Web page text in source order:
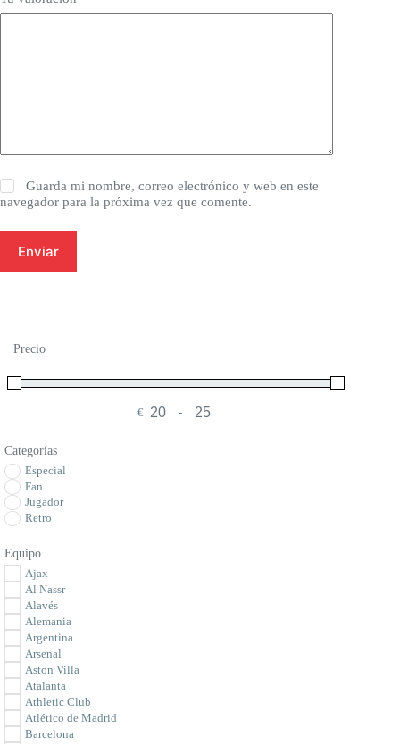
Guarda mi nombre, correo electrónico y web en este
navegador para la próxima vez que comente.
Enviar
Precio
€ Minimum Price
-Maximum Price
Categorías
Especial
Fan
Jugador
Retro
Equipo
Ajax
Al Nassr
Alavés
Alemania
Argentina
Arsenal
Aston Villa
Atalanta
Athletic Club
Atlético de Madrid
Barcelona